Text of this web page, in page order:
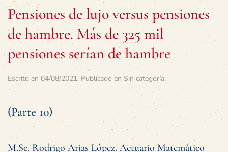
Pensiones de lujo versus pensiones
de hambre. Más de 325 mil
pensiones serían de hambre
Escrito en 04/08/2021. Publicado en Sin categoría.
(Parte 10)
M.Sc. Rodrigo Arias López. Actuario Matemático